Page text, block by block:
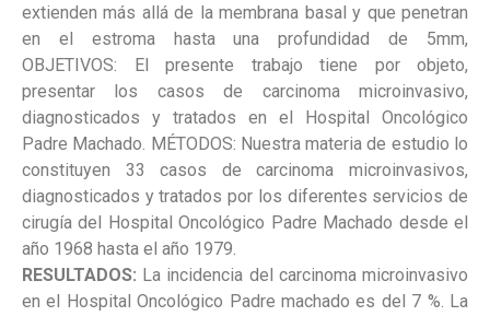
extienden más allá de la membrana basal y que penetran
en el estroma hasta una profundidad de 5mm,
OBJETIVOS: El presente trabajo tiene por objeto,
presentar los casos de carcinoma microinvasivo,
diagnosticados y tratados en el Hospital Oncológico
Padre Machado. MÉTODOS: Nuestra materia de estudio lo
constituyen 33 casos de carcinoma microinvasivos,
diagnosticados y tratados por los diferentes servicios de
cirugía del Hospital Oncológico Padre Machado desde el
año 1968 hasta el año 1979.
RESULTADOS: La incidencia del carcinoma microinvasivo
en el Hospital Oncológico Padre machado es del 7 %. La